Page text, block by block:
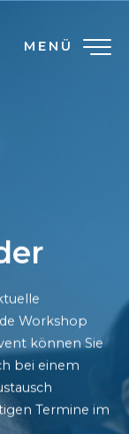
MENÜ
Workshop
können Sie
bei einem
Termine im